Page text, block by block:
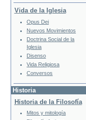
Vida de la Iglesia
Opus Dei
Nuevos Movimientos
Doctrina Social de la
Iglesia
Disenso
Vida Religiosa
Conversos
Historia
Historia de la Filosofía
Mitos y mitología